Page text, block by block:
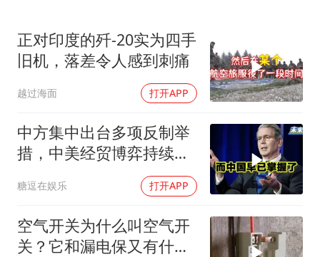
王艺迪无缘横滨赛决赛
上海大部迎大暴雨
构建更高水平的全民健身公共服务体系
正对印度的歼-20实为四手
旧机，落差令人感到刺痛
越过海面 打开APP
中方集中出台多项反制举
措，中美经贸博弈持续升
糖逗在娱乐 打开APP
空气开关为什么叫空气开
关？它和漏电保又有什么